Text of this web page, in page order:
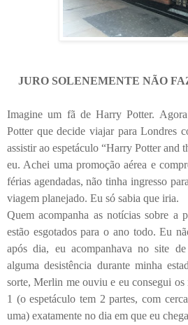
JURO SOLENEMENTE NÃO
Imagine um fã de Harry Potter.
Potter que decide viajar para Londres
assistir ao espetáculo “Harry Potter and
eu. Achei uma promoção aérea e
férias agendadas, não tinha ingresso
viagem planejado. Eu só sabia que iria.
Quem acompanha as notícias sobre a
estão esgotados para o ano todo. Eu
após dia, eu acompanhava no site
alguma desistência durante minha
sorte, Merlin me ouviu e eu consegui os
1 (o espetáculo tem 2 partes, com
uma) exatamente no dia em que eu